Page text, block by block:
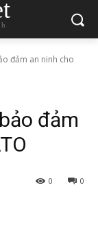
đảm an ninh cho
đảm
0
0